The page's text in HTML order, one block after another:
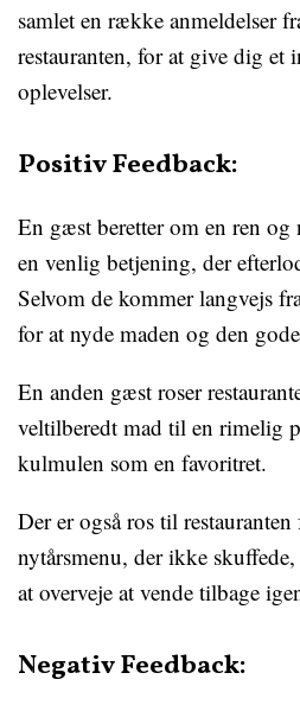
samlet en række anmeldelser
restauranten, for at give dig et
oplevelser.
Positiv Feedback:
En gæst beretter om en ren og
en venlig betjening, der
Selvom de kommer langvejs
for at nyde maden og den
En anden gæst roser
veltilberedt mad til en rimelig
kulmulen som en favoritret.
Der er også ros til
nytårsmenu, der ikke
at overveje at vende tilbage
Negativ Feedback: